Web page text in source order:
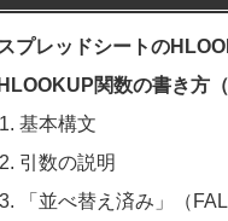
スプレッドシートの
関数の書き方（
基本構文
引数の説明
「並べ替え済み」（